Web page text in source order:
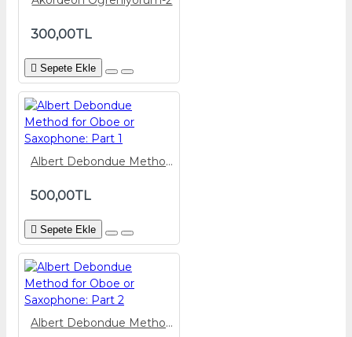
300,00TL
Sepete Ekle
Albert Debondue Method for Oboe or Saxophone: Part 1
500,00TL
Sepete Ekle
Albert Debondue Method for Oboe or Saxophone: Part 2